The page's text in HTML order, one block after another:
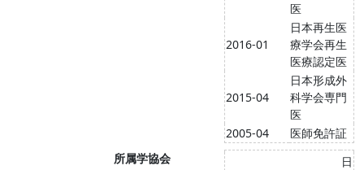
医
2016-01
日本再生医
療学会再生
医療認定医
2015-04
日本形成外
科学会専門
医
2005-04
医師免許証
所属学協会
日